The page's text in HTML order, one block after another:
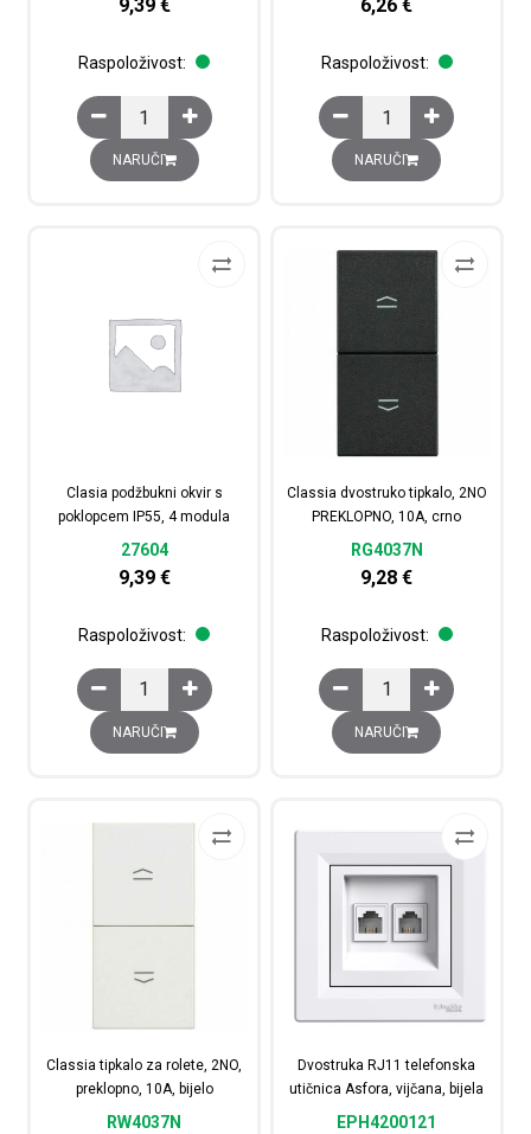
9,39 €
Raspoloživost:
Clasia nadžbukna kutija s poklopcem IP55, 4 modula
NARUČI
6,26€
Raspoloživost:
Clasia podžbukni
NARUČI
Clasia podžbukni okvir s
poklopcem IP55, 4 modula
27604
9,39 €
Raspoloživost:
Clasia podžbukni okvir s poklopcem IP55, 4 modula
NARUČI
Classia dvostruko tipkalo, 2NO
PREKLOPNO, 10A, crno
RG4037N
9,28€
Raspoloživost:
Classia dvostruko
NARUČI
Classia tipkalo za rolete, 2NO,
preklopno, 10A, bijelo
RW4037N
Dvostruka RJ11 telefonska
utičnica Asfora, vijčana, bijela
EPH4200121